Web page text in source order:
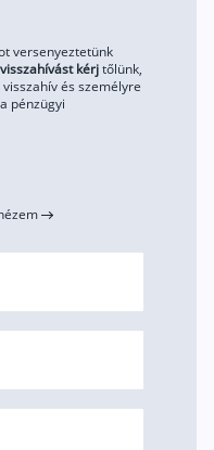
(KGFB)
versenyeztetünk
visszahívást kérjtőlünk,
és személyre
pénzügyi